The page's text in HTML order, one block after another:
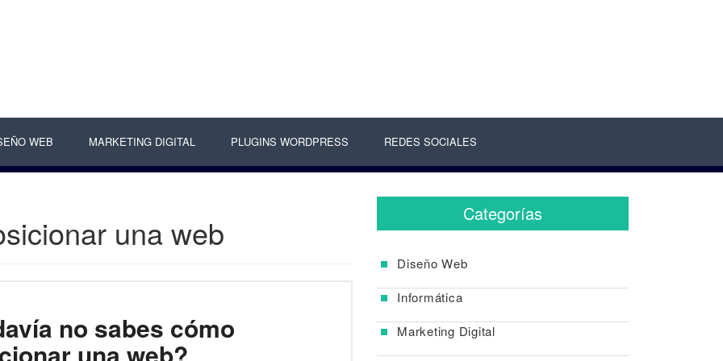
WEB MARKETING DIGITAL PLUGINS WORDPRESS REDES SOCIALES
una web
no sabes cómo
una web?
Categorías
Diseño Web
Informática
Marketing Digital